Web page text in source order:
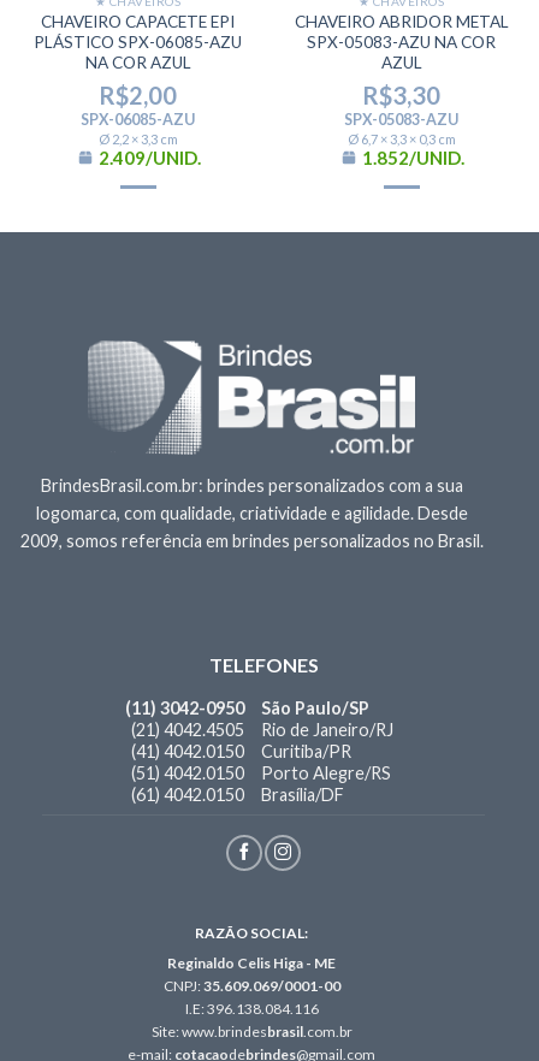
CHAVEIRO CAPACETE EPI
PLÁSTICO SPX-06085-AZU
NA COR AZUL
R$2,00
SPX-06085-AZU
Ø 2,2 × 3,3 cm
2.409/UNID.
CHAVEIRO ABRIDOR METAL
SPX-05083-AZU NA COR
AZUL
R$3,30
SPX-05083-AZU
Ø 6,7 × 3,3 × 0,3 cm
1.852/UNID.
BrindesBrasil.com.br: brindes personalizados com a sua
logomarca, com qualidade, criatividade e agilidade. Desde
2009, somos referência em brindes personalizados no Brasil.
TELEFONES
(11) 3042-0950
(21) 4042.4505
(41) 4042.0150
(51) 4042.0150
(61) 4042.0150
São Paulo/SP
Rio de Janeiro/RJ
Curitiba/PR
Porto Alegre/RS
Brasília/DF
RAZÃO SOCIAL:
Reginaldo Celis Higa - ME
CNPJ: 35.609.069/0001-00
I.E: 396.138.084.116
Site: www.brindesbrasil.com.br
e-mail: cotacaodebrindes@gmail.com